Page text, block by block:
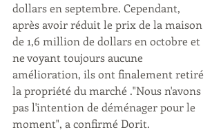
dollars en septembre. Cependant,
après avoir réduit le prix de la maison
de 1,6 million de dollars en octobre et
ne voyant toujours aucune
amélioration, ils ont finalement retiré
la propriété du marché ."Nous n'avons
pas l'intention de déménager pour le
moment", a confirmé Dorit.